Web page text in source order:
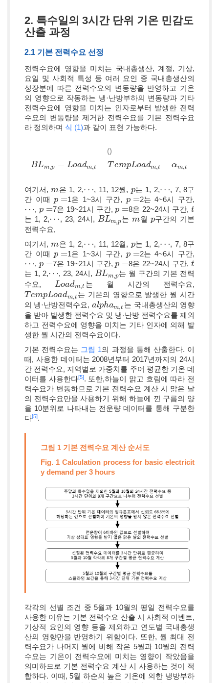
2. 특수일의 3시간 단위 기온 민감도
산출 과정
2.1 기본 전력수요 선정
전력수요에 영향을 미치는 국내총생산, 계절, 기상,
요일 및 사회적 특성 등 여러 요인 중 국내총생산의
성장분에 따른 전력수요의 변동량을 반영하고 기온
의 영향으로 작동하는 냉·난방부하의 변동량과 기타
전력수요에 영향을 미치는 인자로부터 발생한 전력
수요의 변동량을 제거한 전력수요를 기본 전력수요
라 정의하며 식 (1)과 같이 표현 가능하다.
()
BLm,p = Loadm,t − TempLoadm,t − αm,t
BLm,p= Lo adm,t−TempLoadm,t−αm,t
여기서,m
m 은 1, 2,⋯
⋯ , 11, 12월, p
p는 1, 2,⋯
⋯ , 7, 8구
간 이때p =
p= 1은 1~3시 구간, p =
p= 2는 4~6시 구간,
⋯
⋯ ,p =
p= 7은 19~21시 구간,p =
p= 8은 22~24시 구간, t
t
는 1, 2,⋯
⋯ , 23, 24시, BLm,p
BLm,p 는m
m 월 p
p구간의 기본
전력수요,
여기서,m
m 은 1, 2,⋯
⋯ , 11, 12월, p
p는 1, 2,⋯
⋯ , 7, 8구
간 이때p =
p= 1은 1~3시 구간, p =
p= 2는 4~6시 구간,
⋯
⋯ ,p =
p= 7은 19~21시 구간,p =
p= 8은 22~24시 구간, t
t
는 1, 2,⋯
⋯ , 23, 24시, BLm,p
BLm,p 는 월 구간의 기본 전력
수요, Loadm,t
Loadm,t
는 월 시간의 전력수요,
T empLoadm,t
TempLoadm,t
는 기온의 영향으로 발생한 월 시간
의 냉·난방전력수요, alpham,t
alpham,t
는 국내총생산의 영향
을 받아 발생한 전력수요 및 냉·난방 전력수요를 제외
하고 전력수요에 영향을 미치는 기타 인자에 의해 발
생한 월 시간의 전력수요이다.
기본 전력수요는 그림 1의 과정을 통해 산출한다. 이
때, 사용한 데이터는 2008년부터 2017년까지의 24시
간 전력수요, 지역별로 가중치를 주어 평균한 기온 데
이터를 사용한다[5]. 또한,하늘이 맑고 흐림에 따라 전
력수요가 변동하므로 기본 전력수요 계산 시 맑은 날
의 전력수요만을 사용하기 위해 하늘에 낀 구름의 양
을 10분위로 나타내는 전운량 데이터를 통해 구분한
다[5].
그림 1 기본 전력수요 계산 순서도
Fig. 1 Calculation process for basic electricit
y demand per 3 hours
각각의 선별 조건 중 5월과 10월의 평일 전력수요를
사용한 이유는 기본 전력수요 산출 시 사회적 이벤트,
기상적 요인의 영향 등을 제외하고 연도별 국내총생
산의 영향만을 반영하기 위함이다. 또한, 월 최대 전
력수요가 나머지 월에 비해 작은 5월과 10월의 전력
수요는 기온이 전력수요에 미치는 영향이 작았음을
의미하므로 기본 전력수요 계산 시 사용하는 것이 적
합하다. 이때, 5월 하순의 높은 기온에 의한 냉방부하